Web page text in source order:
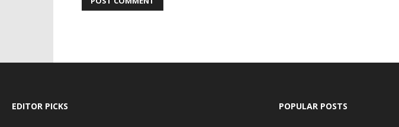
EDITOR PICKS POPULAR POSTS